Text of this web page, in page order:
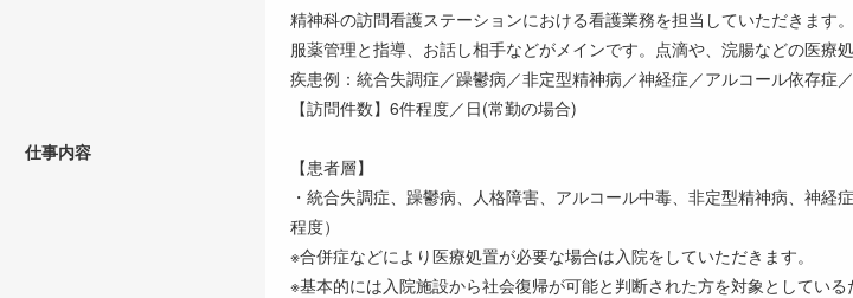
仕事内容
精神科の訪問看護ステーションにおける看護業務を担当していただきます。
服薬管理と指導、お話し相手などがメインです。点滴や、浣腸などの医療
疾患例：統合失調症／躁鬱病／非定型精神病／神経症／アルコール依存症／
【訪問件数】6件程度／日(常勤の場合)
【患者層】
・統合失調症、躁鬱病、人格障害、アルコール中毒、非定型精神病、神
程度）
※合併症などにより医療処置が必要な場合は入院をしていただきます。
※基本的には入院施設から社会復帰が可能と判断された方を対象としている